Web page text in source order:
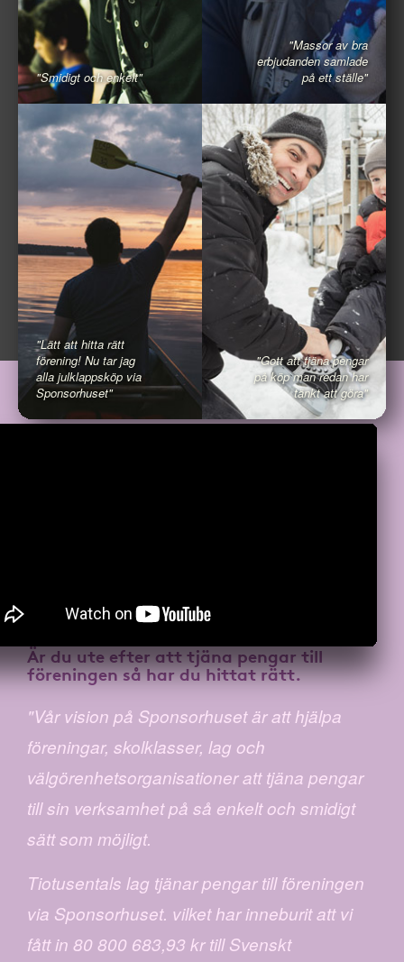
"Smidigt och enkelt"
"Massor av bra
erbjudanden samlade
på ett ställe"
"Lätt att hitta rätt
förening! Nu tar jag
alla julklappsköp via
Sponsorhuset"
"Gott att tjäna pengar
på köp man redan har
tänkt att göra"
Är du ute efter atttjäna pengar till
föreningenså har du hittat rätt.
"Vår vision på Sponsorhuset är att hjälpa
föreningar, skolklasser, lag och
välgörenhetsorganisationer att tjäna pengar
till sin verksamhet på så enkelt och smidigt
sätt som möjligt.
Tiotusentals lag tjänar pengar till föreningen
via Sponsorhuset. vilket har inneburit att vi
fått in 80 800 683,93 kr till Svenskt